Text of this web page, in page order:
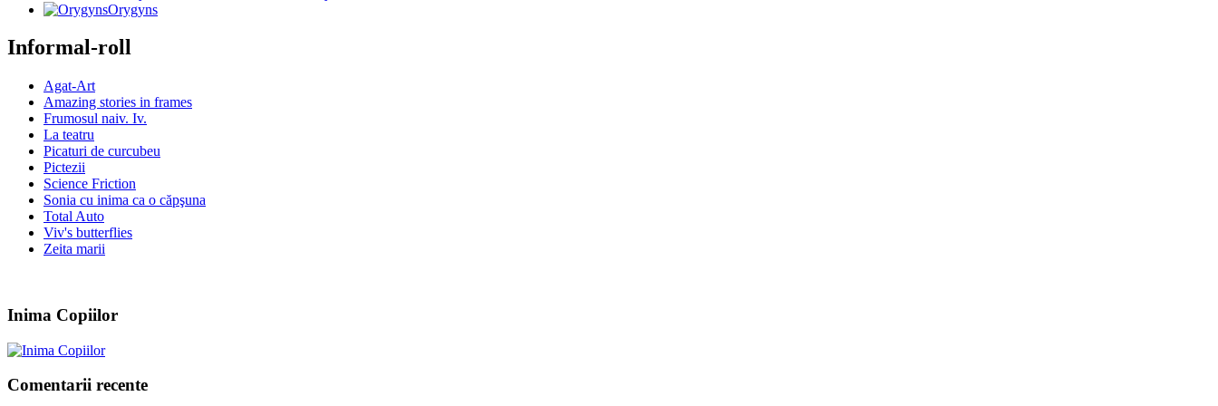
Orygyns
Informal-roll
Agat-Art
Amazing stories in frames
Frumosul naiv. Iv.
La teatru
Picaturi de curcubeu
Pictezii
Science Friction
Sonia cu inima ca o căpşuna
Total Auto
Viv's butterflies
Zeita marii
Inima Copiilor
Comentarii recente